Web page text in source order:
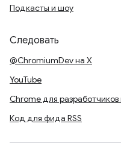
Подкасты и шоу
Следовать
@ChromiumDev на X
YouTube
Chrome для разработчиков
Код для фида RSS